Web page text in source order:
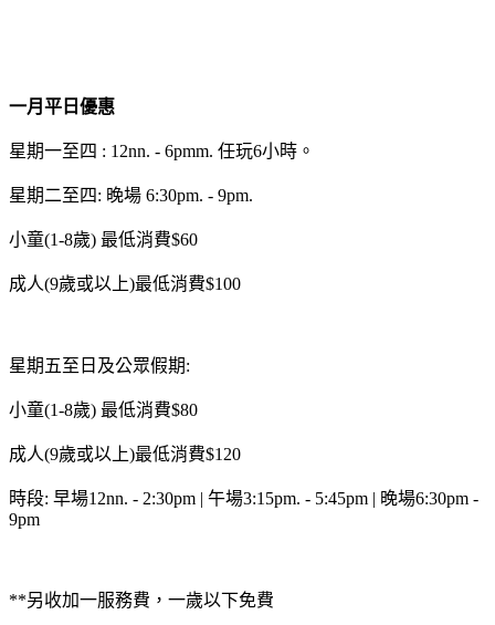
一月平日優惠
星期一至四 : 12nn. - 6pmm. 任玩6小時。
星期二至四: 晚場 6:30pm. - 9pm.
小童(1-8歲) 最低消費$60
成人(9歲或以上)最低消費$100
星期五至日及公眾假期:
小童(1-8歲) 最低消費$80
成人(9歲或以上)最低消費$120
時段: 早場12nn. - 2:30pm | 午場3:15pm. - 5:45pm | 晚場6:30pm -
9pm
**另收加一服務費，一歲以下免費